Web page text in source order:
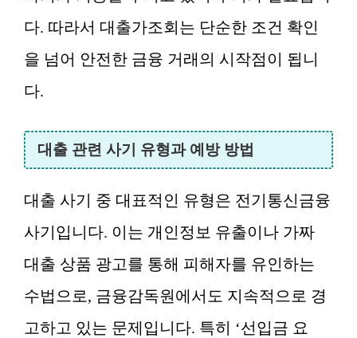
다. 따라서 대출가조회는 단순한 조건 확인
을 넘어 안전한 금융 거래의 시작점이 됩니
다.
대출 관련 사기 유형과 예방 방법
대출 사기 중 대표적인 유형은 전기통신금융
사기입니다. 이는 개인정보 유출이나 가짜
대출 상품 광고를 통해 피해자를 유인하는
수법으로, 금융감독원에서도 지속적으로 경
고하고 있는 문제입니다. 특히 ‘선입금 요